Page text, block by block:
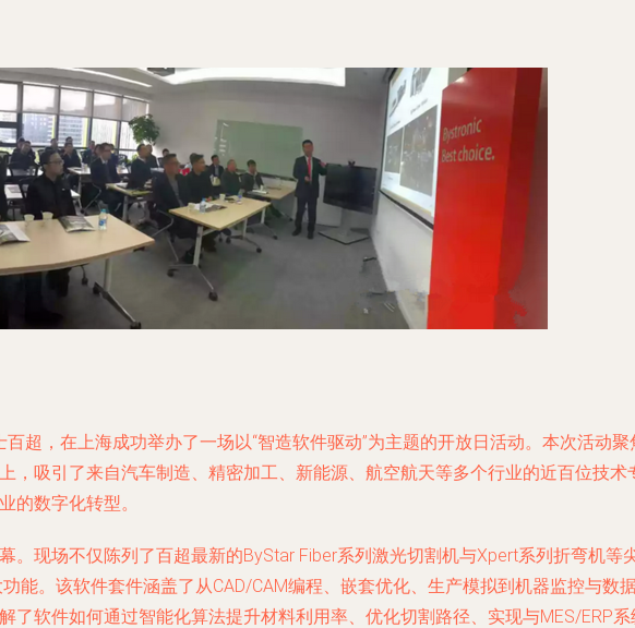
超，在上海成功举办了一场以“智造软件驱动”为主题的开放日活动。本次活动
，吸引了来自汽车制造、精密加工、新能源、航空航天等多个行业的近百位技
的数字化转型。
现场不仅陈列了百超最新的ByStar Fiber系列激光切割机与Xpert系列折弯机等
能。该软件套件涵盖了从CAD/CAM编程、嵌套优化、生产模拟到机器监控与数
了软件如何通过智能化算法提升材料利用率、优化切割路径、实现与MES/ERP